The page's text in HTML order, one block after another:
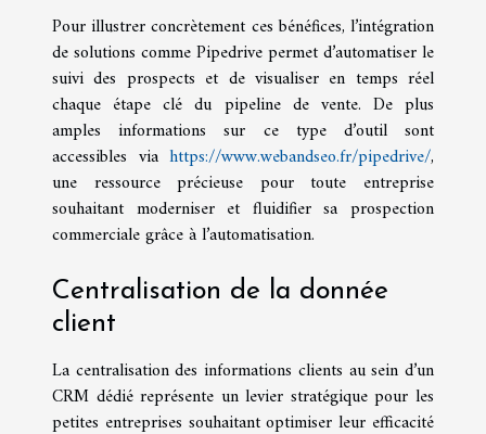
Pour illustrer concrètement ces bénéfices, l’intégration
de solutions comme Pipedrive permet d’automatiser le
suivi des prospects et de visualiser en temps réel
chaque étape clé du pipeline de vente. De plus
amples informations sur ce type d’outil sont
accessibles via https://www.webandseo.fr/pipedrive/,
une ressource précieuse pour toute entreprise
souhaitant moderniser et fluidifier sa prospection
commerciale grâce à l’automatisation.
Centralisation de la donnée
client
La centralisation des informations clients au sein d’un
CRM dédié représente un levier stratégique pour les
petites entreprises souhaitant optimiser leur efficacité